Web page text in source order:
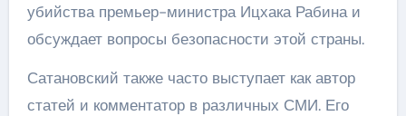
убийства премьер-министра Ицхака Рабина и
обсуждает вопросы безопасности этой страны.
Сатановский также часто выступает как автор
статей и комментатор в различных СМИ. Его